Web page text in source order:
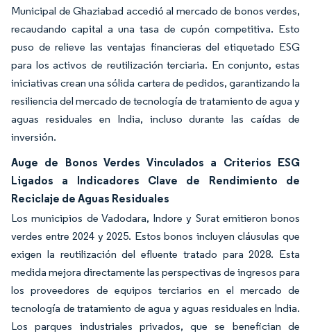
Municipal de Ghaziabad accedió al mercado de bonos verdes,
recaudando capital a una tasa de cupón competitiva. Esto
puso de relieve las ventajas financieras del etiquetado ESG
para los activos de reutilización terciaria. En conjunto, estas
iniciativas crean una sólida cartera de pedidos, garantizando la
resiliencia del mercado de tecnología de tratamiento de agua y
aguas residuales en India, incluso durante las caídas de
inversión.
Auge de Bonos Verdes Vinculados a Criterios ESG
Ligados a Indicadores Clave de Rendimiento de
Reciclaje de Aguas Residuales
Los municipios de Vadodara, Indore y Surat emitieron bonos
verdes entre 2024 y 2025. Estos bonos incluyen cláusulas que
exigen la reutilización del efluente tratado para 2028. Esta
medida mejora directamente las perspectivas de ingresos para
los proveedores de equipos terciarios en el mercado de
tecnología de tratamiento de agua y aguas residuales en India.
Los parques industriales privados, que se benefician de